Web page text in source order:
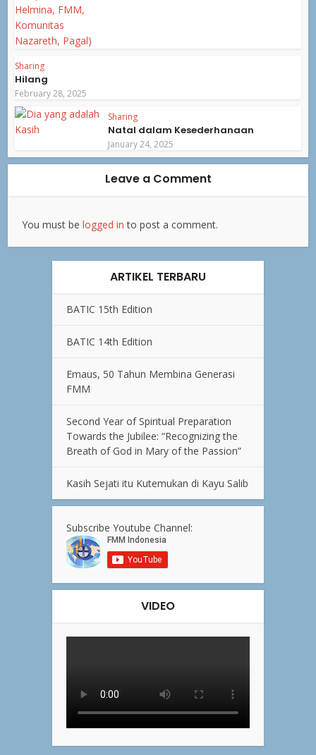
Sharing
Hilang
February 28, 2025
Sharing
Natal dalam Kesederhanaan
January 24, 2025
Leave a Comment
You must belogged in to post a comment.
ARTIKEL TERBARU
BATIC 15th Edition
BATIC 14th Edition
Emaus, 50 Tahun Membina Generasi
FMM
Second Year of Spiritual Preparation
Towards the Jubilee: “Recognizing the
Breath of God in Mary of the Passion”
Kasih Sejati itu Kutemukan di Kayu Salib
Subscribe Youtube Channel:
VIDEO